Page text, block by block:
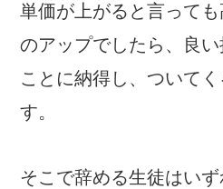
単価が上がると言って
のアップでしたら、良
ことに納得し、ついて
す。
そこで辞める生徒はいず